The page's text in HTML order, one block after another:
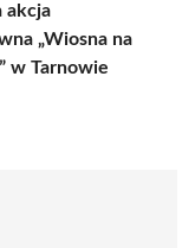
akcja
„Wiosna na
w Tarnowie